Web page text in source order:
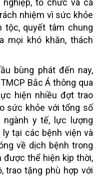
tổ chức và cá
nhiệm vì sức khỏe
tộc, quyết tâm chung
mọi khó khăn, thách
bùng phát đến nay,
Bắc Á thông qua
hiện nhiều đợt trao
sức khỏe với tổng số
y tế, lực lượng
tại các bệnh viện và
về dịch bệnh trong
được thể hiện kịp thời,
trao tặng phù hợp với